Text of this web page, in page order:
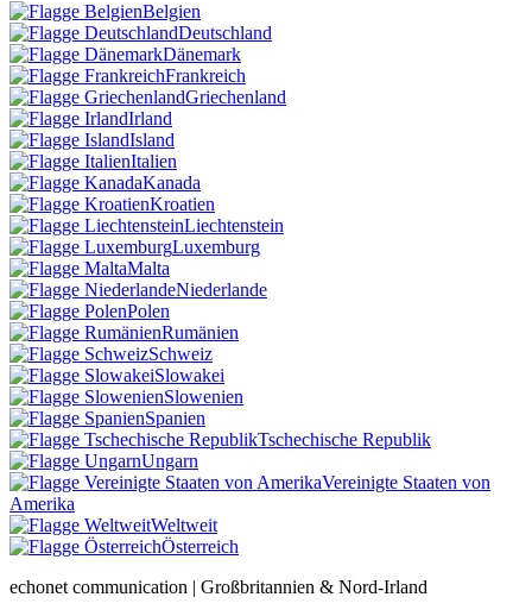
Belgien
Deutschland
Dänemark
Frankreich
Griechenland
Irland
Island
Italien
Kanada
Kroatien
Liechtenstein
Luxemburg
Malta
Niederlande
Polen
Rumänien
Schweiz
Slowakei
Slowenien
Spanien
Tschechische Republik
Ungarn
Vereinigte Staaten von
Amerika
Weltweit
Österreich
echonet communication | Großbritannien & Nord-Irland